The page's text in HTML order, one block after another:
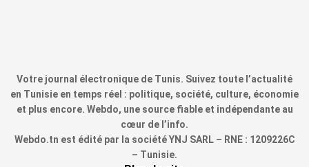
Votre journal électronique de Tunis. Suivez toute l’actualité
en Tunisie en temps réel : politique, société, culture, économie
et plus encore. Webdo, une source fiable et indépendante au
cœur de l’info.
Webdo.tn est édité par la société YNJ SARL – RNE : 1209226C
– Tunisie.